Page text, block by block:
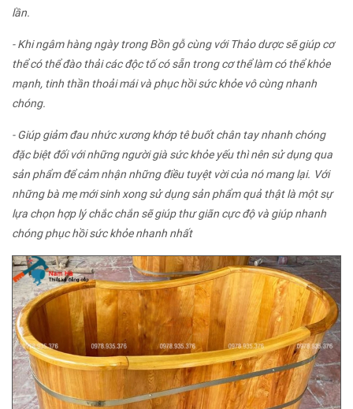
lần.
- Khi ngâm hàng ngày trong Bồn gỗ cùng với Thảo dược sẽ giúp cơ
thể có thể đào thải các độc tố có sẵn trong cơ thể làm có thể khỏe
mạnh, tinh thần thoải mái và phục hồi sức khỏe vô cùng nhanh
chóng.
- Giúp giảm đau nhức xương khớp tê buốt chân tay nhanh chóng
đặc biệt đối với những người già sức khỏe yếu thì nên sử dụng qua
sản phẩm để cảm nhận những điều tuyệt vời của nó mang lại. Với
những bà mẹ mới sinh xong sử dụng sản phẩm quả thật là một sự
lựa chọn hợp lý chắc chắn sẽ giúp thư giãn cực độ và giúp nhanh
chóng phục hồi sức khỏe nhanh nhất